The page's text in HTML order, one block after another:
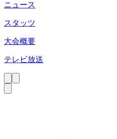
ニュース
スタッツ
大会概要
テレビ放送